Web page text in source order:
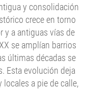
y consolidación
crece en torno
y a antiguas vías de
se amplían barrios
últimas décadas se
Esta evolución deja
a pie de calle,